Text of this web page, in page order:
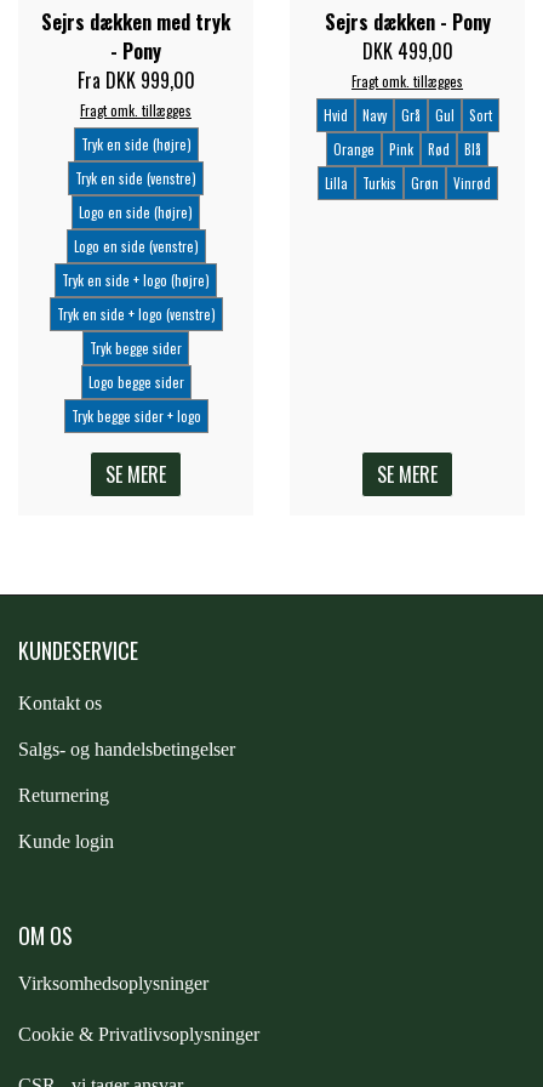
PREMIER EQUINE SADLER
PREMIER EQUINE SADEL TILBEHØR
PREMIER EQUINE SADELUNDERLAG
PREMIER EQUINE PADS
PREMIER EQUINE BENBESKYTTELSE
PREMIER EQUINE TRANSPORT
PREMIER EQUINE KØLETERAPI
PREMIER EQUINE RYTTER
FORAN EQUINE
GP TACK
HAPPY MOUTH
KÄLLQUIST EQUESTIAN
RACING TACK
Sejrs dækken med tryk
- Pony
Fra DKK 999,00
Fragt omk. tillægges
Tryk en side (højre)
Tryk en side (venstre)
Logo en side (højre)
Logo en side (venstre)
Tryk en side + logo (højre)
Tryk en side + logo (venstre)
Tryk begge sider
Logo begge sider
Tryk begge sider + logo
SE MERE
Sejrs dækken - Pony
DKK 499,00
Fragt omk. tillægges
Hvid
Navy Grå Gul
Sort
Orange
Pink Rød
Blå
Lilla
Turkis Grøn Vinrød
SE MERE
KUNDESERVICE
Kontakt os
Salgs- og handelsbetingelser
Returnering
Kunde login
OM OS
Virksomhedsoplysninger
Cookie & Privatlivsoplysninger